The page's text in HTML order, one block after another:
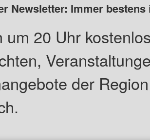
Newsletter: Immer
um 20 Uhr
der